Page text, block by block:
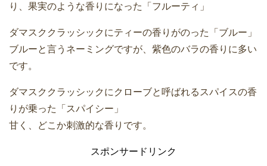
り、果実のような香りになった「フルーティ」
ダマスククラッシックにティーの香りがのった「ブルー」
ブルーと言うネーミングですが、紫色のバラの香りに多い
です。
ダマスククラッシックにクローブと呼ばれるスパイスの香
りが乗った「スパイシー」
甘く、どこか刺激的な香りです。
スポンサードリンク